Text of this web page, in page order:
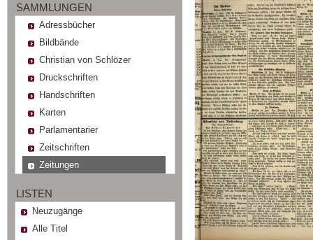
SAMMLUNGEN
Adressbücher
Bildbände
Christian von Schlözer
Druckschriften
Handschriften
Karten
Parlamentarier
Zeitschriften
Zeitungen
LISTEN
Neuzugänge
Alle Titel